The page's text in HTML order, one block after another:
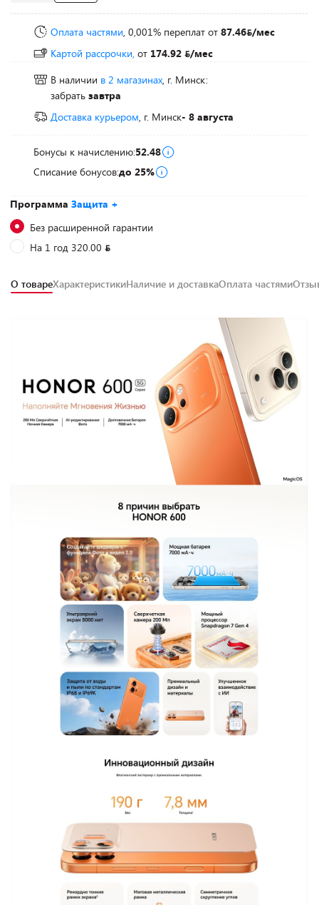
Программа Защита +
Без расширенной гарантии
На 1 год 320.00
Оплата частями, 0,001% переплат от 87.46 /мес
Картой рассрочки, от 174.92
/мес
В наличии в 2 магазинах, г. Минск:
забрать завтра
Доставка курьером, г. Минск- 8 августа
Бонусы к начислению:52.48
Списание бонусов:до 25%
О товареХарактеристикиНаличие и доставкаОплата частями